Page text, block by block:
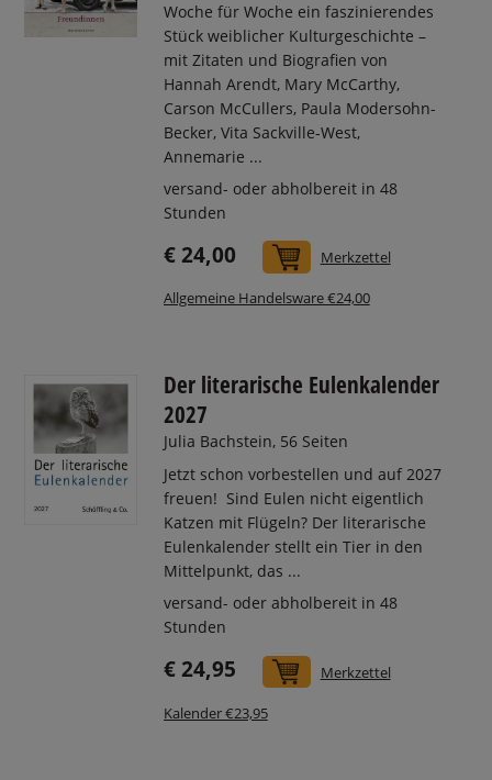
Woche für Woche ein faszinierendes
Stück weiblicher Kulturgeschichte –
mit Zitaten und Biografien von
Hannah Arendt, Mary McCarthy,
Carson McCullers, Paula Modersohn-
Becker, Vita Sackville-West,
Annemarie ...
versand- oder abholbereit in 48
Stunden
€ 24,00 In den Warenkorb
Merkzettel
Allgemeine Handelsware €24,00
Der literarische Eulenkalender
2027
Julia Bachstein, 56 Seiten
Jetzt schon vorbestellen und auf 2027
freuen! Sind Eulen nicht eigentlich
Katzen mit Flügeln? Der literarische
Eulenkalender stellt ein Tier in den
Mittelpunkt, das ...
versand- oder abholbereit in 48
Stunden
€ 24,95 In den Warenkorb
Merkzettel
Kalender €23,95